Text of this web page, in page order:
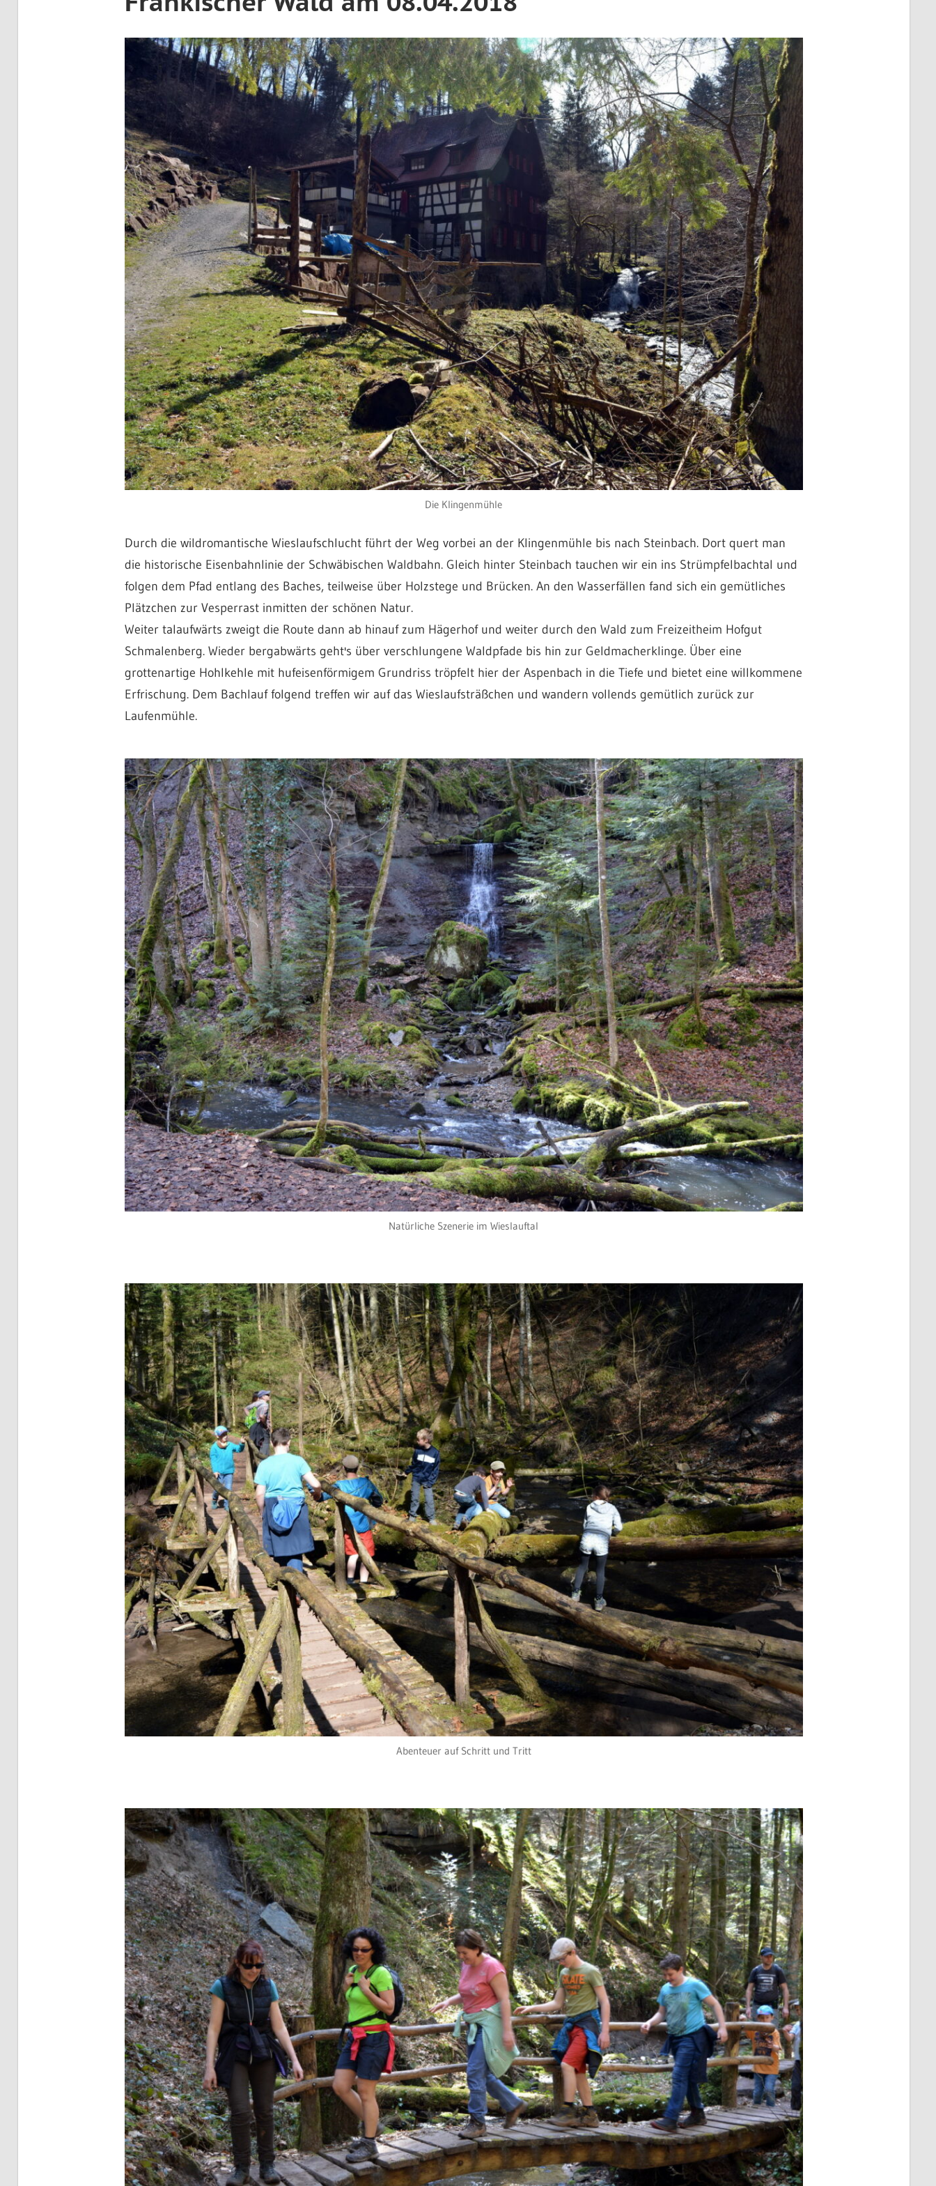
Die Klingenmühle
Durch die wildromantische Wieslaufschlucht führt der Weg vorbei an der Klingenmühle bis nach Steinbach. Dort quert man
die historische Eisenbahnlinie der Schwäbischen Waldbahn. Gleich hinter Steinbach tauchen wir ein ins Strümpfelbachtal und
folgen dem Pfad entlang des Baches, teilweise über Holzstege und Brücken. An den Wasserfällen fand sich ein gemütliches
Plätzchen zur Vesperrast inmitten der schönen Natur.
Weiter talaufwärts zweigt die Route dann ab hinauf zum Hägerhof und weiter durch den Wald zum Freizeitheim Hofgut
Schmalenberg. Wieder bergabwärts geht's über verschlungene Waldpfade bis hin zur Geldmacherklinge. Über eine
grottenartige Hohlkehle mit hufeisenförmigem Grundriss tröpfelt hier der Aspenbach in die Tiefe und bietet eine willkommene
Erfrischung. Dem Bachlauf folgend treffen wir auf das Wieslaufsträßchen und wandern vollends gemütlich zurück zur
Laufenmühle.
Natürliche Szenerie im Wieslauftal
Abenteuer auf Schritt und Tritt